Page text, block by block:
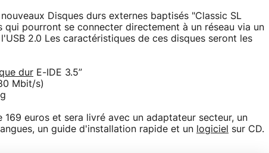
Disques durs externes baptisés "Classic SL
pourront se connecter directement à un réseau via un
2.0 Les caractéristiques de ces disques seront les
dur E-IDE 3.5”
Mbit/s)
euros et sera livré avec un adaptateur secteur, un
un guide d'installation rapide et un logiciel
sur CD.